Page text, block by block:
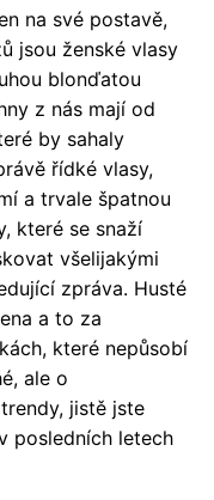
na své postavě,
jsou ženské vlasy
blonďatou
z nás mají od
by sahaly
řídké vlasy,
a trvale špatnou
které se snaží
všelijakými
zpráva. Husté
a to za
které nepůsobí
ale o
jistě jste
posledních letech